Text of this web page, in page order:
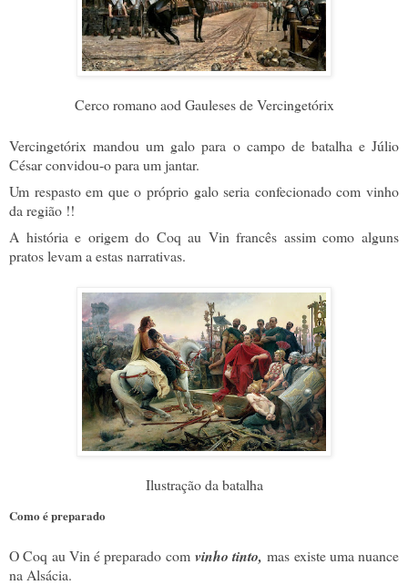
Cerco romano aod Gauleses de Vercingetórix
Vercingetórix mandou um galo para o campo de batalha e Júlio
César convidou-o para um jantar.
Um respasto em que o próprio galo seria confecionado com vinho
da região !!
A história e origem do Coq au Vin francês assim como alguns
pratos levam a estas narrativas.
Ilustração da batalha
Como é preparado
O Coq au Vin é preparado comvinho tinto, mas existe uma nuance
na Alsácia.